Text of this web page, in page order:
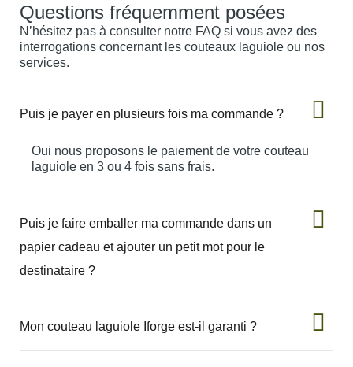
Questions fréquemment posées
N’hésitez pas à consulter notre FAQ si vous avez des
interrogations concernant les couteaux laguiole ou nos
services.
Puis je payer en plusieurs fois ma commande ?
Oui nous proposons le paiement de votre couteau
laguiole en 3 ou 4 fois sans frais.
Puis je faire emballer ma commande dans un
papier cadeau et ajouter un petit mot pour le
destinataire ?
Mon couteau laguiole Iforge est-il garanti ?